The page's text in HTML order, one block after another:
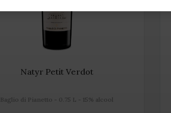
Natyr Petit Verdot
Baglio di Pianetto - 0.75 L - 15% alcool